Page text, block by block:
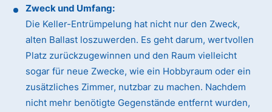
Zweck und Umfang:
Die Keller-Entrümpelung hat nicht nur den Zweck,
alten Ballast loszuwerden. Es geht darum, wertvollen
Platz zurückzugewinnen und den Raum vielleicht
sogar für neue Zwecke, wie ein Hobbyraum oder ein
zusätzliches Zimmer, nutzbar zu machen. Nachdem
nicht mehr benötigte Gegenstände entfernt wurden,